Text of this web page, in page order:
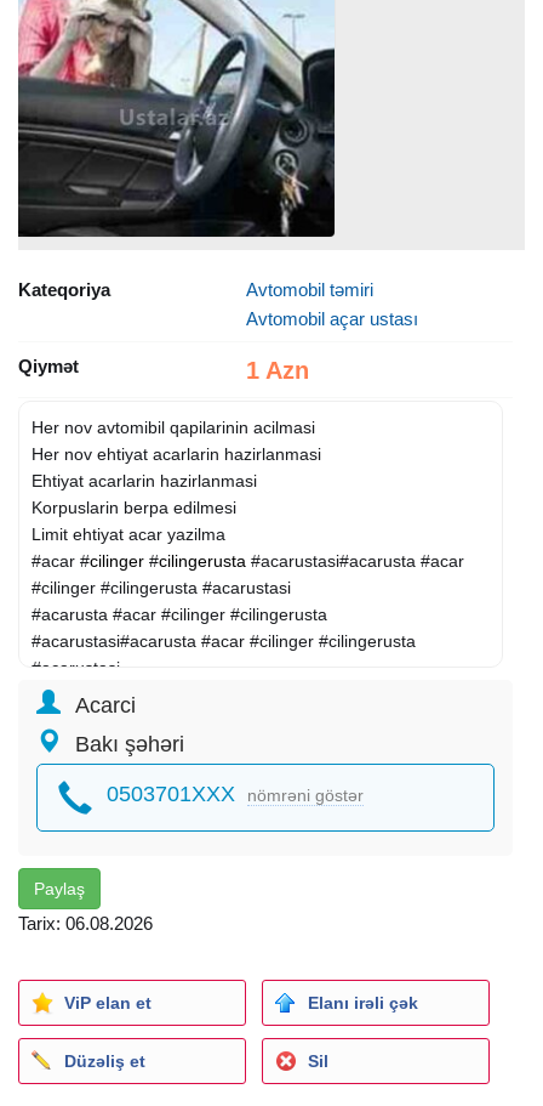
Kateqoriya
Avtomobil təmiri
Avtomobil açar ustası
Qiymət 1 Azn
Her nov avtomibil qapilarinin acilmasi
Her nov ehtiyat acarlarin hazirlanmasi
Ehtiyat acarlarin hazirlanmasi
Korpuslarin berpa edilmesi
Limit ehtiyat acar yazilma
#acar #cilinger #cilingerusta #acarustasi#acarusta #acar
#cilinger #cilingerusta #acarustasi
#acarusta #acar #cilinger #cilingerusta
#acarustasi#acarusta #acar #cilinger #cilingerusta
#acarustasi
#acarusta #acar #cilinger #cilingerusta
Acarci
Bakı şəhəri
0503701XXX nömrəni göstər
Paylaş
Tarix: 06.08.2026
ViP elan et Elanı irəli çək
Düzəliş et Sil